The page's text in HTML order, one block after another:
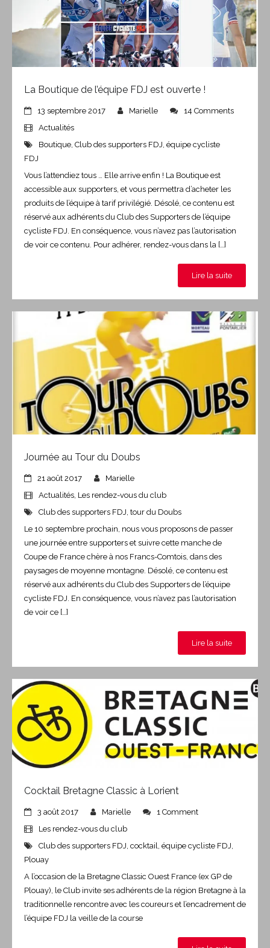
La Boutique de l’équipe FDJ est ouverte !
13 septembre 2017 Marielle
14 Comments
Actualités
Boutique, Club des supporters FDJ, équipe cycliste
FDJ
Vous l’attendiez tous … Elle arrive enfin ! La Boutique est
accessible aux supporters, et vous permettra d’acheter les
produits de l’équipe à tarif privilégié. Désolé, ce contenu est
réservé aux adhérents du Club des Supporters de l’équipe
cycliste FDJ. En conséquence, vous n’avez pas l’autorisation
de voir ce contenu. Pour adhérer, rendez-vous dans la […]
Lire la suite
Journée au Tour du Doubs
21 août 2017
Marielle
Actualités, Les rendez-vous du club
Club des supporters FDJ, tour du Doubs
Le 10 septembre prochain, nous vous proposons de passer
une journée entre supporters et suivre cette manche de
Coupe de France chère à nos Francs-Comtois, dans des
paysages de moyenne montagne. Désolé, ce contenu est
réservé aux adhérents du Club des Supporters de l’équipe
cycliste FDJ. En conséquence, vous n’avez pas l’autorisation
de voir ce […]
Lire la suite
Cocktail Bretagne Classic à Lorient
3 août 2017 Marielle
1 Comment
Les rendez-vous du club
Club des supporters FDJ cocktail équipe cycliste FDJ
Plouay
A l’occasion de la Bretagne Classic Ouest France (ex GP de
Plouay), le Club invite ses adhérents de la région Bretagne à la
traditionnelle rencontre avec les coureurs et l’encadrement de
l’équipe FDJ la veille de la course